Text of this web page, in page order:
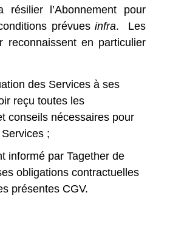
résilier l’Abonnement pour
prévuesinfra. Les
reconnaissent en particulier
des Services à ses
reçu toutes les
conseils nécessaires pour
;
informé par Tagether de
obligations contractuelles
présentes CGV.